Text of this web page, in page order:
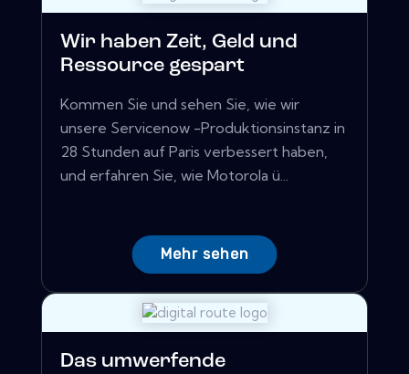
Wir haben Zeit, Geld und
Ressource gespart
Kommen Sie und sehen Sie, wie wir
unsere Servicenow -Produktionsinstanz in
28 Stunden auf Paris verbessert haben,
und erfahren Sie, wie Motorola ü...
Mehr sehen
Das umwerfende